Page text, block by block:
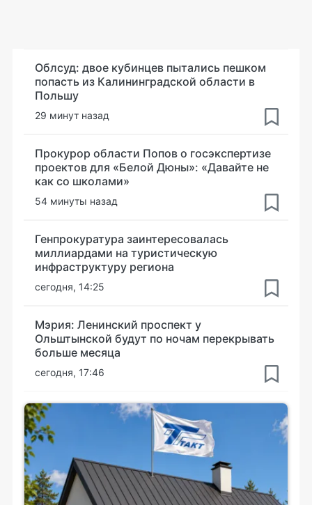
Облсуд: двое кубинцев пытались пешком
попасть из Калининградской области в
Польшу
29 минут назад
Прокурор области Попов о госэкспертизе
проектов для «Белой Дюны»: «Давайте не
как со школами»
54 минуты назад
Генпрокуратура заинтересовалась
миллиардами на туристическую
инфраструктуру региона
сегодня, 14:25
Мэрия: Ленинский проспект у
Ольштынской будут по ночам перекрывать
больше месяца
сегодня, 17:46